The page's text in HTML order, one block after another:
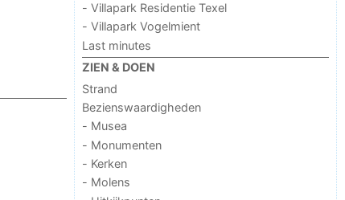
- Villapark Residentie Texel
- Villapark Vogelmient
Last minutes
ZIEN & DOEN
Strand
Bezienswaardigheden
- Musea
- Monumenten
- Kerken
- Molens